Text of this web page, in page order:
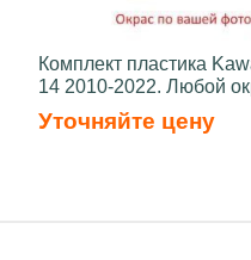
Комплект пластика
14 2010-2022. Любой
Уточняйте цену